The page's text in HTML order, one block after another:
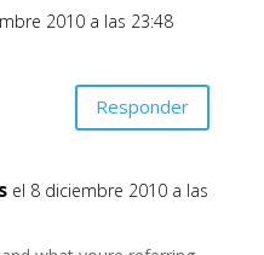
2010 a las 23:48
Responder
el 8 diciembre 2010 a las